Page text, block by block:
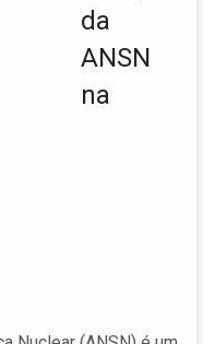
da
ANSN
na